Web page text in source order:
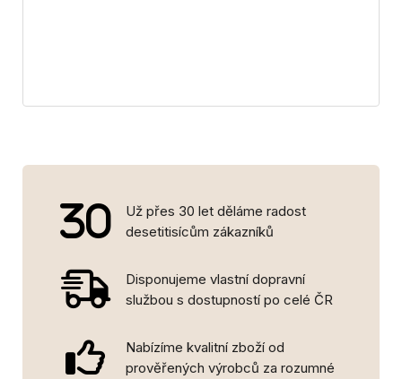
Už přes 30 let děláme radost
desetitisícům zákazníků
Disponujeme vlastní dopravní
službou s dostupností po celé ČR
Nabízíme kvalitní zboží od
prověřených výrobců za rozumné